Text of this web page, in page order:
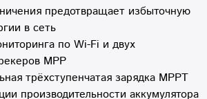
предотвращает избыточную
в сеть
по Wi-Fi и двух
MPP
трёхступенчатая зарядка MPPT
производительности аккумулятора